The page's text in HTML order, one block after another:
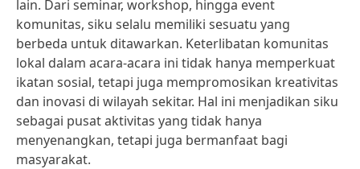
lain. Dari seminar, workshop, hingga event
komunitas, siku selalu memiliki sesuatu yang
berbeda untuk ditawarkan. Keterlibatan komunitas
lokal dalam acara-acara ini tidak hanya memperkuat
ikatan sosial, tetapi juga mempromosikan kreativitas
dan inovasi di wilayah sekitar. Hal ini menjadikan siku
sebagai pusat aktivitas yang tidak hanya
menyenangkan, tetapi juga bermanfaat bagi
masyarakat.